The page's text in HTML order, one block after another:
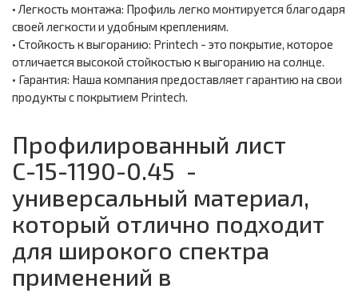
• Легкость монтажа: Профиль легко монтируется благодаря
своей легкости и удобным креплениям.
• Стойкость к выгоранию: Printech - это покрытие, которое
отличается высокой стойкостью к выгоранию на солнце.
• Гарантия: Наша компания предоставляет гарантию на свои
продукты с покрытием Printech.
Профилированный лист
С-15-1190-0.45 -
универсальный материал,
который отлично подходит
для широкого спектра
применений в